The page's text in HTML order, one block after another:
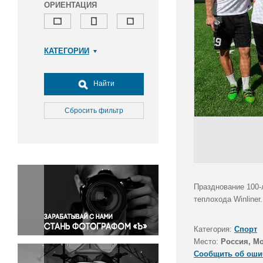
ОРИЕНТАЦИЯ
КАТЕГОРИИ
Досуг, туризм и отдых
Культура
Медицина
Окружающая среда
Политика
Правосудие
Происшествия и конфликты
Религия
Светская жизнь
Спорт
Найти
Сбросить фильтр
Празднование
теплохода Winliner.
Категория: Спорт
Место: Россия,
Сообщить об